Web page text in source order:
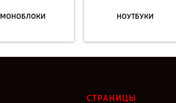
МОНОБЛОКИ НОУТБУКИ
СТРАНИЦЫ